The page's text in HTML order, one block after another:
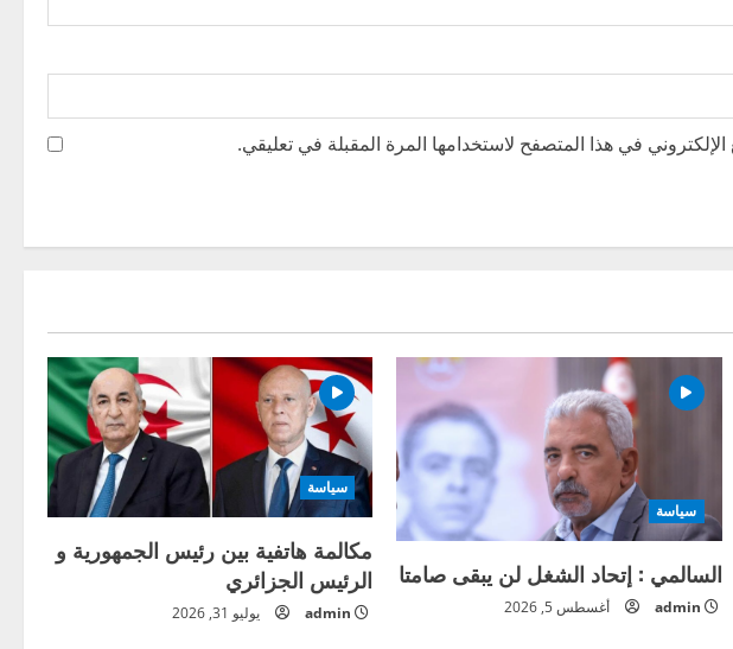
في هذا المتصفح لاستخدامها المرة المقبلة في تعليقي.
سياسة
السالمي : إتحاد الشغل لن يبقى صامتا
admin أغسطس 5, 2026
سياسة
مكالمة هاتفية بين رئيس الجمهورية و
الرئيس الجزائري
admin يوليو 31, 2026